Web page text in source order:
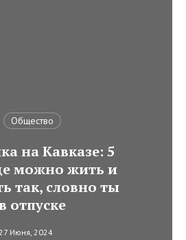
Общество
на Кавказе: 5
можно жить и
так, словно ты
отпуске
Июня, 2024